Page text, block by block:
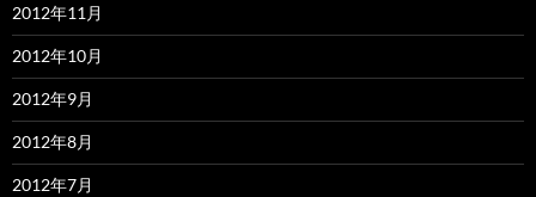
2012年11月
2012年10月
2012年9月
2012年8月
2012年7月